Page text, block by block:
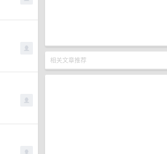
相关文章推荐